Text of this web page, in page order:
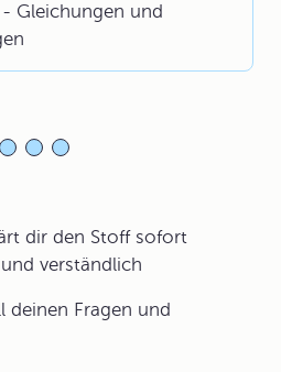
Gleichungen und
dir den Stoff sofort
verständlich
deinen Fragen und